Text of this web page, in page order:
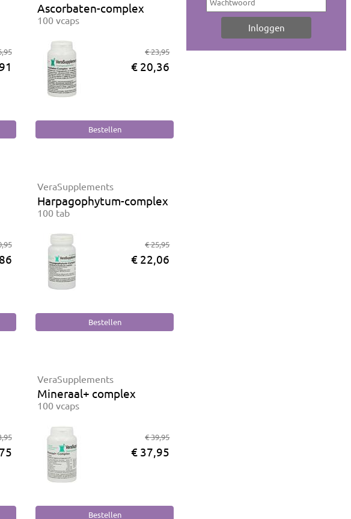
Ascorbaten-complex
100 vcaps
€ 23,95
€ 20,36
VeraSupplements
Harpagophytum-complex
100 tab
€ 25,95
€ 22,06
VeraSupplements
Mineraal+ complex
100 vcaps
€ 39,95
€ 37,95